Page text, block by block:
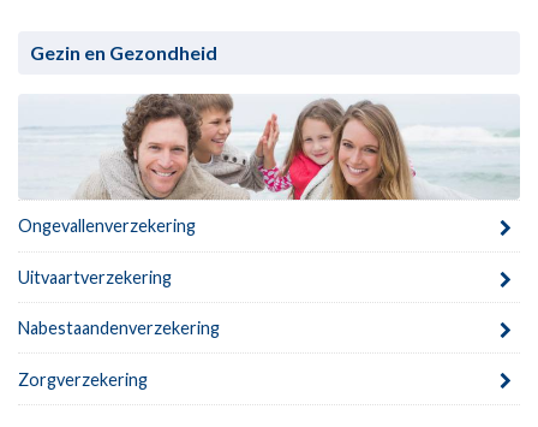
Gezin en Gezondheid
Ongevallenverzekering
Uitvaartverzekering
Nabestaandenverzekering
Zorgverzekering